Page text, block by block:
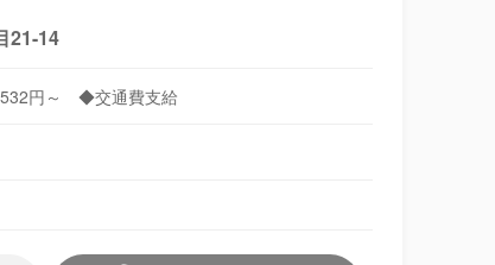
21-14
円～ ◆交通費支給